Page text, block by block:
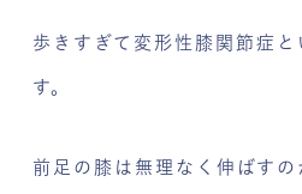
歩きすぎて変形性膝関節症
す。
前足の膝は無理なく伸ばすの